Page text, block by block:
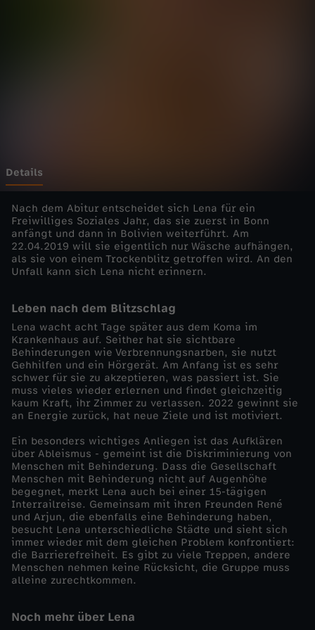
r
e
r
z
ä
h
l
t
-
D
e
n
B
l
Details
Nach dem Abitur entscheidet sich Lena für ein
Freiwilliges Soziales Jahr, das sie zuerst in Bonn
anfängt und dann in Bolivien weiterführt. Am
22.04.2019 will sie eigentlich nur Wäsche aufhängen,
als sie von einem Trockenblitz getroffen wird. An den
Unfall kann sich Lena nicht erinnern.
Leben nach dem Blitzschlag
Lena wacht acht Tage später aus dem Koma im
Krankenhaus auf. Seither hat sie sichtbare
Behinderungen wie Verbrennungsnarben, sie nutzt
Gehhilfen und ein Hörgerät. Am Anfang ist es sehr
schwer für sie zu akzeptieren, was passiert ist. Sie
muss vieles wieder erlernen und findet gleichzeitig
kaum Kraft, ihr Zimmer zu verlassen. 2022 gewinnt sie
an Energie zurück, hat neue Ziele und ist motiviert.
Ein besonders wichtiges Anliegen ist das Aufklären
über Ableismus - gemeint ist die Diskriminierung von
Menschen mit Behinderung. Dass die Gesellschaft
Menschen mit Behinderung nicht auf Augenhöhe
begegnet, merkt Lena auch bei einer 15-tägigen
Interrailreise. Gemeinsam mit ihren Freunden René
und Arjun, die ebenfalls eine Behinderung haben,
besucht Lena unterschiedliche Städte und sieht sich
immer wieder mit dem gleichen Problem konfrontiert:
die Barrierefreiheit. Es gibt zu viele Treppen, andere
Menschen nehmen keine Rücksicht, die Gruppe muss
alleine zurechtkommen.
Noch mehr über Lena